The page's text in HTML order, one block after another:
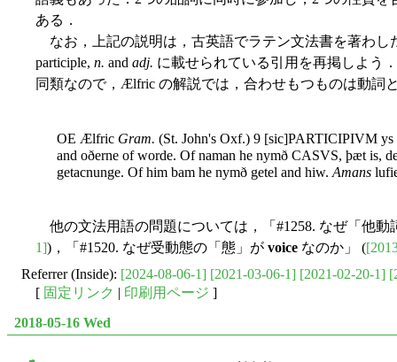
ある．
なお，上記の説明は，古英語でラテン文法書を著わ
participle, n. and adj. に載せられている引用を再掲しよう
同類なので，Ælfric の解説では，合わせもつものは動詞
OE Ælfric Gram. (St. John's Oxf.) 9 [sic]PARTICIPIVM
and oðerne of worde. Of naman he nymð CASVS, þæt is,
getacnunge. Of him bam he nymð getel and hiw. Amans
他の文法用語の問題については，「#1258. なぜ「他動
1])，「#1520. なぜ受動態の「態」が voice なのか」 (
Referrer (Inside): [2024-08-06-1] [2021-03-06-1] [2021-02-20-1]
[ 固定リンク | 印刷用ページ ]
2018-05-16 Wed